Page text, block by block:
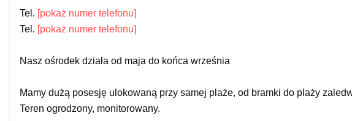
Tel. [pokaż numer telefonu]
Tel. [pokaż numer telefonu]
Nasz ośrodek działa od maja do końca września
Mamy dużą posesję ulokowaną przy samej plaże, od bramki do plaży
Teren ogrodzony, monitorowany.